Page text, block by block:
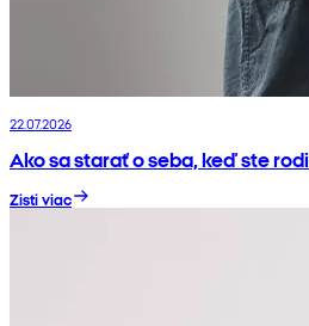
22.07.2026
Ako sa starať o seba, keď ste
Zisti viac